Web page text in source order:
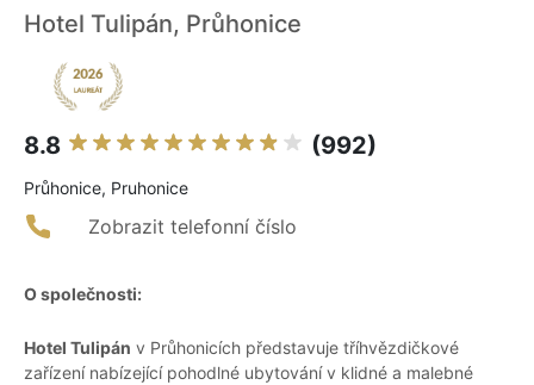
Hotel Tulipán, Průhonice
8.8 (992)
Průhonice, Pruhonice
Zobrazit telefonní číslo
O společnosti:
Hotel Tulipán v Průhonicích představuje tříhvězdičkové
zařízení nabízející pohodlné ubytování v klidné a malebné